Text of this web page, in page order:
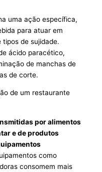
uma ação específica,
para atuar em
de sujidade.
ácido paracético,
de manchas de
de corte.
de um restaurante
por alimentos
e de produtos
como
consomem mais